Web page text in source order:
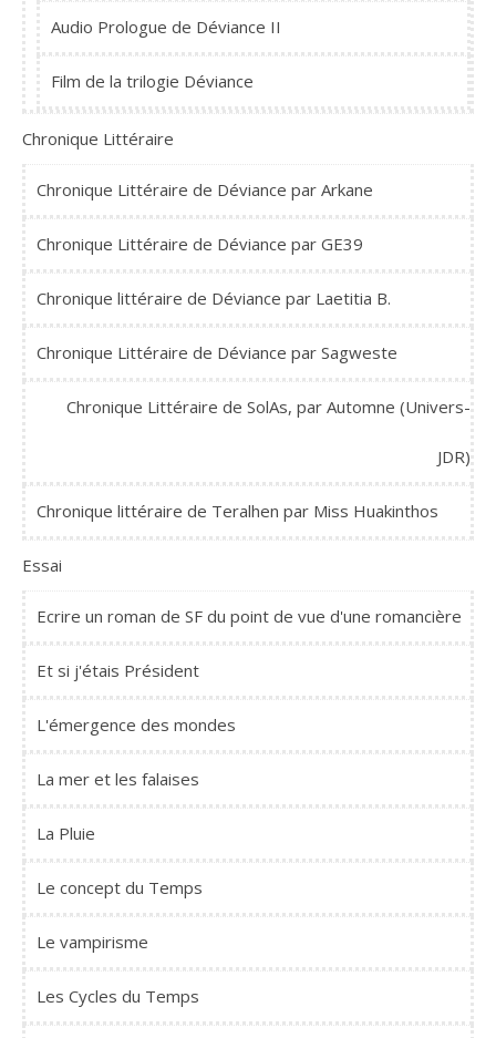
Audio Prologue de Déviance II
Film de la trilogie Déviance
Chronique Littéraire
Chronique Littéraire de Déviance par Arkane
Chronique Littéraire de Déviance par GE39
Chronique littéraire de Déviance par Laetitia B.
Chronique Littéraire de Déviance par Sagweste
Chronique Littéraire de SolAs, par Automne (Univers-
JDR)
Chronique littéraire de Teralhen par Miss Huakinthos
Essai
Ecrire un roman de SF du point de vue d'une romancière
Et si j'étais Président
L'émergence des mondes
La mer et les falaises
La Pluie
Le concept du Temps
Le vampirisme
Les Cycles du Temps